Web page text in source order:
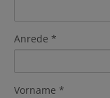
Anrede
Vorname